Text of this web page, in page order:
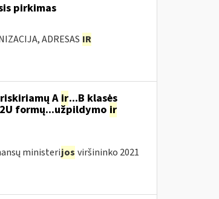
pirkimas
ADRESAS IR
A ir...B klasės
formų...užpildymo ir
ministerijos viršininko 2021